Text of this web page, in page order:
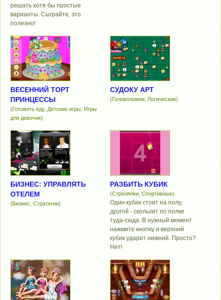
решать хотя бы простые
варианты. Сыграйте, это
полезно!
ВЕСЕННИЙ ТОРТ
ПРИНЦЕССЫ
(Готовить еду, Детские игры, Игры
для девочек)
СУДОКУ АРТ
(Головоломки, Логические)
БИЗНЕС: УПРАВЛЯТЬ
ОТЕЛЕМ
(Бизнес, Стратегии)
РАЗБИТЬ КУБИК
(Стрелялки, Спортивные)
Один кубик стоит на полу,
другой - скользит по полке
туда-сюда. В нужный момент
нажмите кнопку и верхний
кубик ударит нижний. Просто?
Нет!